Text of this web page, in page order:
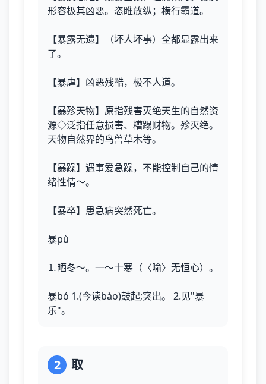
形容极其凶恶。恣睢放纵；横行霸道。
【暴露无遗】（坏人坏事）全都显露出来
了。
【暴虐】凶恶残酷，极不人道。
【暴殄天物】原指残害灭绝天生的自然资
源◇泛指任意损害、糟蹋财物。殄灭绝。
天物自然界的鸟兽草木等。
【暴躁】遇事爱急躁，不能控制自己的情
绪性情～。
【暴卒】患急病突然死亡。
暴pù
⒈晒冬～。一～十寒（〈喻〉无恒心）。
暴bó 1.(今读bào)鼓起;突出。 2.见"暴
乐"。
2 取